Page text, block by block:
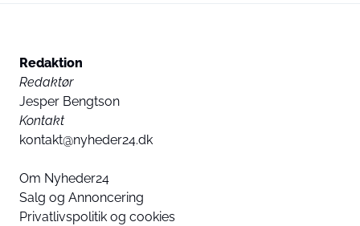
Redaktion
Redaktør
Jesper Bengtson
Kontakt
kontakt@nyheder24.dk
Om Nyheder24
Salg og Annoncering
Privatlivspolitik og cookies